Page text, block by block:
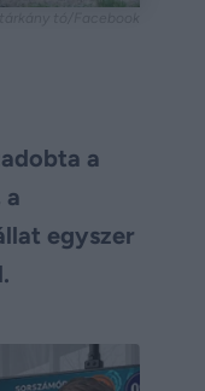
a
a
egyszer